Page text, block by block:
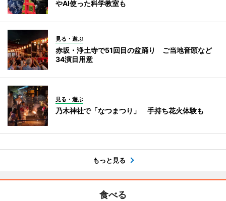
やAI使った科学教室も
見る・遊ぶ
赤坂・浄土寺で51回目の盆踊り ご当地音頭など
34演目用意
見る・遊ぶ
乃木神社で「なつまつり」 手持ち花火体験も
もっと見る
食べる